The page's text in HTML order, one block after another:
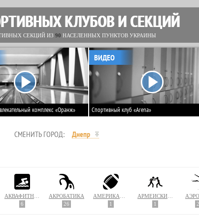
КЛУБОВ И СЕКЦИЙ
СЕКЦИЙ ИЗ 90 НАСЕЛЕННЫХ ПУНКТОВ УКРАИНЫ
комплекс «Оранж» Спортивный клуб «Arena»
ВИДЕО
СМЕНИТЬ ГОРОД: Днепр
6
АКРОБАТИКА
26
1
1